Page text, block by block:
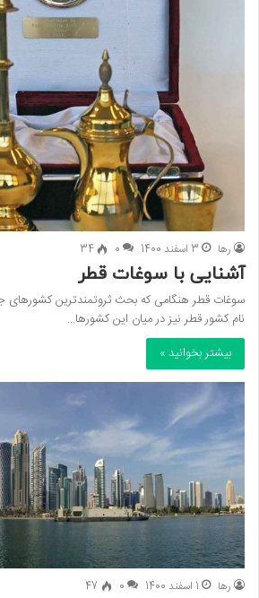
رها 3 اسفند 1400 0
34
آشنایی با سوغات قطر
سوغات قطر هنگامی که بحث ثروتمندترین کشورهای
نام کشور قطر نیز در میان این کشورها…
بیشتر بخوانید »
رها 1 اسفند 1400 0
47